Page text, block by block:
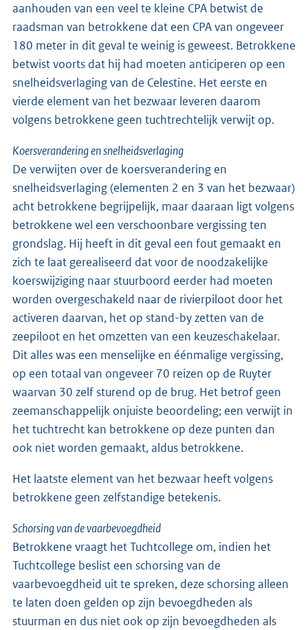
aanhouden van een veel te kleine CPA betwist de
raadsman van betrokkene dat een CPA van ongeveer
180 meter in dit geval te weinig is geweest. Betrokkene
betwist voorts dat hij had moeten anticiperen op een
snelheidsverlaging van de Celestine. Het eerste en
vierde element van het bezwaar leveren daarom
volgens betrokkene geen tuchtrechtelijk verwijt op.
Koersverandering en snelheidsverlaging
De verwijten over de koersverandering en
snelheidsverlaging (elementen 2 en 3 van het bezwaar)
acht betrokkene begrijpelijk, maar daaraan ligt volgens
betrokkene wel een verschoonbare vergissing ten
grondslag. Hij heeft in dit geval een fout gemaakt en
zich te laat gerealiseerd dat voor de noodzakelijke
koerswijziging naar stuurboord eerder had moeten
worden overgeschakeld naar de rivierpiloot door het
activeren daarvan, het op stand-by zetten van de
zeepiloot en het omzetten van een keuzeschakelaar.
Dit alles was een menselijke en éénmalige vergissing,
op een totaal van ongeveer 70 reizen op de Ruyter
waarvan 30 zelf sturend op de brug. Het betrof geen
zeemanschappelijk onjuiste beoordeling; een verwijt in
het tuchtrecht kan betrokkene op deze punten dan
ook niet worden gemaakt, aldus betrokkene.
Het laatste element van het bezwaar heeft volgens
betrokkene geen zelfstandige betekenis.
Schorsing van de vaarbevoegdheid
Betrokkene vraagt het Tuchtcollege om, indien het
Tuchtcollege beslist een schorsing van de
vaarbevoegdheid uit te spreken, deze schorsing alleen
te laten doen gelden op zijn bevoegdheden als
stuurman en dus niet ook op zijn bevoegdheden als